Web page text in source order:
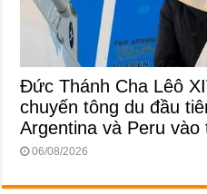
Đức Thánh Cha Lêô
chuyến tông du đầu
Argentina và Peru vào
06/08/2026